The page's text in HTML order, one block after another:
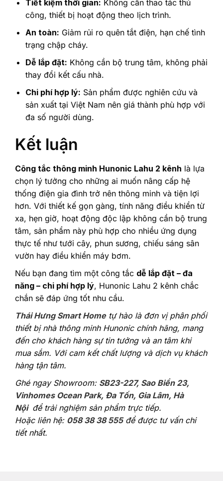
Tiết kiệm thời gian: Không cần thao tác thủ
công, thiết bị hoạt động theo lịch trình.
An toàn: Giảm rủi ro quên tắt điện, hạn chế tình
trạng chập cháy.
Dễ lắp đặt: Không cần bộ trung tâm, không phải
thay đổi kết cấu nhà.
Chi phí hợp lý: Sản phẩm được nghiên cứu và
sản xuất tại Việt Nam nên giá thành phù hợp với
đa số người dùng.
Kết luận
Công tắc thông minh Hunonic Lahu 2 kênh là lựa
chọn lý tưởng cho những ai muốn nâng cấp hệ
thống điện gia đình trở nên thông minh và tiện lợi
hơn. Với thiết kế gọn gàng, tính năng điều khiển từ
xa, hẹn giờ, hoạt động độc lập không cần bộ trung
tâm, sản phẩm này phù hợp cho nhiều ứng dụng
thực tế như tưới cây, phun sương, chiếu sáng sân
vườn hay điều khiển máy bơm.
Nếu bạn đang tìm một công tắc dễ lắp đặt – đa
năng – chi phí hợp lý, Hunonic Lahu 2 kênh chắc
chắn sẽ đáp ứng tốt nhu cầu.
Thái Hưng Smart Hometự hào là đơn vị phân phối
thiết bị nhà thông minh Hunonic chính hãng, mang
đến cho khách hàng sự tin tưởng và an tâm khi
mua sắm. Với cam kết chất lượng và dịch vụ khách
hàng tận tâm.
Ghé ngay Showroom: SB23-227, Sao Biển 23,
Vinhomes Ocean Park, Đa Tốn, Gia Lâm, Hà
Nội để trải nghiệm sản phẩm trực tiếp.
Hoặc liên hệ: 058 38 38 555để được tư vấn chi
tiết nhất.